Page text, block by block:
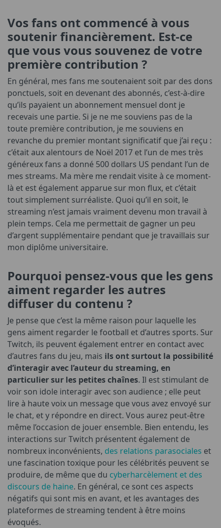
Vos fans ont commencé à vous
soutenir financièrement. Est-ce
que vous vous souvenez de votre
première contribution ?
En général, mes fans me soutenaient soit par des dons
ponctuels, soit en devenant des abonnés, c’est-à-dire
qu’ils payaient un abonnement mensuel dont je
recevais une partie. Si je ne me souviens pas de la
toute première contribution, je me souviens en
revanche du premier montant significatif que j’ai reçu :
c’était aux alentours de Noël 2017 et l’un de mes très
généreux fans a donné 500 dollars US pendant l’un de
mes streams. Ma mère me rendait visite à ce moment-
là et est également apparue sur mon flux, et c’était
tout simplement surréaliste. Quoi qu’il en soit, le
streaming n’est jamais vraiment devenu mon travail à
plein temps. Cela me permettait de gagner un peu
d’argent supplémentaire pendant que je travaillais sur
mon diplôme universitaire.
Pourquoi pensez-vous que les gens
aiment regarder les autres
diffuser du contenu ?
Je pense que c’est la même raison pour laquelle les
gens aiment regarder le football et d’autres sports. Sur
Twitch, ils peuvent également entrer en contact avec
d’autres fans du jeu, mais ils ont surtout la possibilité
d’interagir avec l’auteur du streaming, en
particulier sur les petites chaînes. Il est stimulant de
voir son idole interagir avec son audience ; elle peut
lire à haute voix un message que vous avez envoyé sur
le chat, et y répondre en direct. Vous aurez peut-être
même l’occasion de jouer ensemble. Bien entendu, les
interactions sur Twitch présentent également de
nombreux inconvénients, des relations parasociales et
une fascination toxique pour les célébrités peuvent se
produire, de même que du cyberharcèlement et des
discours de haine. En général, ce sont ces aspects
négatifs qui sont mis en avant, et les avantages des
plateformes de streaming tendent à être moins
évoqués.